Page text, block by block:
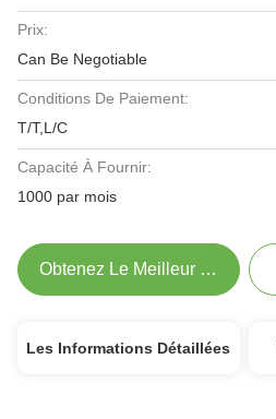
Prix:
Can Be Negotiable
Conditions De Paiement:
T/T,L/C
Capacité À Fournir:
1000 par mois
Obtenez Le Meilleur Prix
Les Informations Détaillées